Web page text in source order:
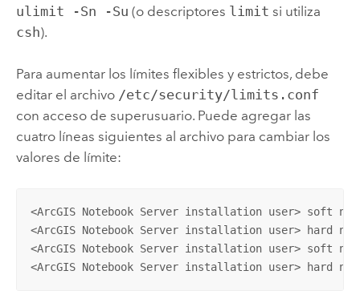
ulimit -Sn -Su (o descriptores limit si utiliza
csh).
Para aumentar los límites flexibles y estrictos, debe
editar el archivo /etc/security/limits.conf
con acceso de superusuario. Puede agregar las
cuatro líneas siguientes al archivo para cambiar los
valores de límite:
<ArcGIS Notebook Server installation user> soft
<ArcGIS Notebook Server installation user> hard
<ArcGIS Notebook Server installation user> soft
<ArcGIS Notebook Server installation user> hard